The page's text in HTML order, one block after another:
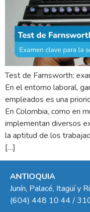
Test de Farnsworth:
En el entorno laboral,
empleados es una
En Colombia, como en
implementan diversos
la aptitud de los
[…]
ANTIOQUIA
Junín, Palacé, Itagüí y
(604) 448 10 44 /